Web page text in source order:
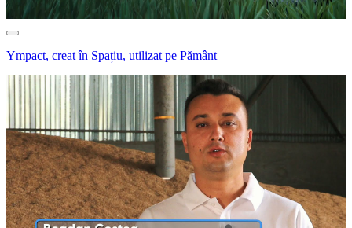
Ympact, creat în Spațiu, utilizat pe Pământ